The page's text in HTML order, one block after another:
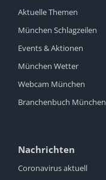
Aktuelle Themen
München Schlagzeilen
Events & Aktionen
München Wetter
Webcam München
Branchenbuch München
Nachrichten
Coronavirus aktuell